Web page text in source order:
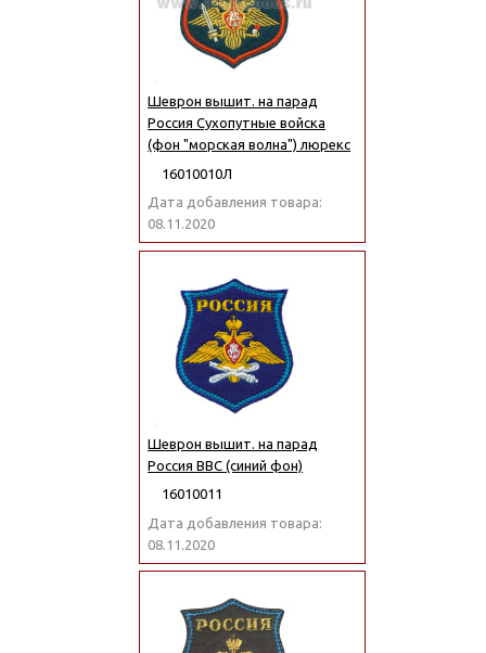
Шеврон вышит. на парад
Россия Сухопутные войска
(фон "морская волна") люрекс
16010010Л
Дата добавления товара:
08.11.2020
Шеврон вышит. на парад
Россия ВВС (синий фон)
16010011
Дата добавления товара:
08.11.2020